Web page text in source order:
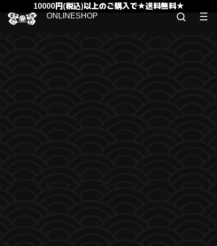
10000円(税込)以上のご購入で★送料無料★
ONLINESHOP